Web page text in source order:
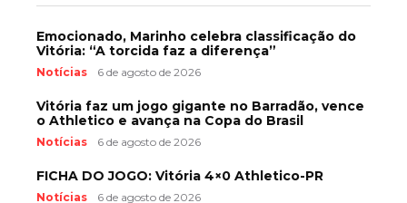
Emocionado, Marinho celebra classificação do
Vitória: “A torcida faz a diferença”
Notícias 6 de agosto de 2026
Vitória faz um jogo gigante no Barradão, vence
o Athletico e avança na Copa do Brasil
Notícias 6 de agosto de 2026
FICHA DO JOGO: Vitória 4×0 Athletico-PR
Notícias 6 de agosto de 2026